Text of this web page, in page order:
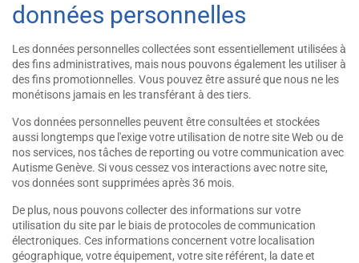
données personnelles
Les données personnelles collectées sont essentiellement utilisées à
des fins administratives, mais nous pouvons également les utiliser à
des fins promotionnelles. Vous pouvez être assuré que nous ne les
monétisons jamais en les transférant à des tiers.
Vos données personnelles peuvent être consultées et stockées
aussi longtemps que l'exige votre utilisation de notre site Web ou de
nos services, nos tâches de reporting ou votre communication avec
Autisme Genève. Si vous cessez vos interactions avec notre site,
vos données sont supprimées après 36 mois.
De plus, nous pouvons collecter des informations sur votre
utilisation du site par le biais de protocoles de communication
électroniques. Ces informations concernent votre localisation
géographique, votre équipement, votre site référent, la date et